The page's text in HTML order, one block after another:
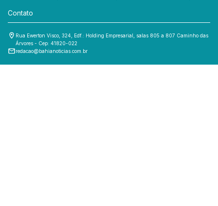
Contato
Rua Ewerton Visco, 324, Edf.: Holding Empresarial, salas 805 a 807 Caminho das
Árvores - Cep: 41820-022
redacao@bahianoticias.com.br